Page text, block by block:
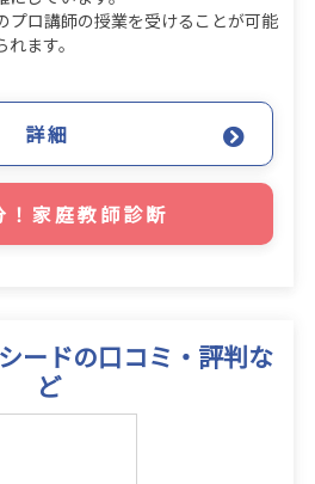
プロ講師の授業を受けることが可能
ます。
詳細
！家庭教師診断
ードの口コミ・評判な
ど